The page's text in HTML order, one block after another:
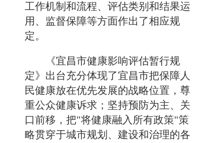
工作机制和流程、评估类别和结果运
用、监督保障等方面作出了相应规
定。
《宜昌市健康影响评估暂行规
定》出台充分体现了宜昌市把保障人
民健康放在优先发展的战略位置，尊
重公众健康诉求；坚持预防为主、关
口前移，把"将健康融入所有政策"策
略贯穿于城市规划、建设和治理的各